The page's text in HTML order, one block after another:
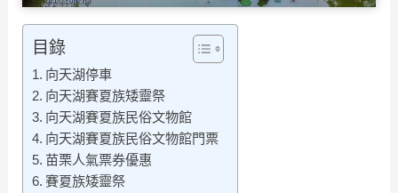
目錄
向天湖停車
向天湖賽夏族矮靈祭
向天湖賽夏族民俗文物館
向天湖賽夏族民俗文物館門票
苗栗人氣票券優惠
賽夏族矮靈祭